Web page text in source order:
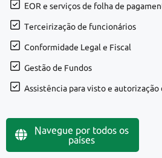
EOR e serviços de folha de
Terceirização de funcionários
Conformidade Legal e Fiscal
Gestão de Fundos
Assistência para visto e autorização
Navegue por todos os
países